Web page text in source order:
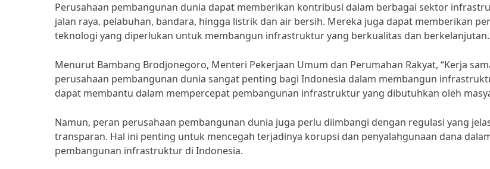
Perusahaan pembangunan dunia dapat memberikan kontribusi dalam berbagai sektor
jalan raya, pelabuhan, bandara, hingga listrik dan air bersih. Mereka juga dapat memberikan
teknologi yang diperlukan untuk membangun infrastruktur yang berkualitas dan berkelanjutan.
Menurut Bambang Brodjonegoro, Menteri Pekerjaan Umum dan Perumahan Rakyat, “Kerja
perusahaan pembangunan dunia sangat penting bagi Indonesia dalam membangun
dapat membantu dalam mempercepat pembangunan infrastruktur yang dibutuhkan oleh
Namun, peran perusahaan pembangunan dunia juga perlu diimbangi dengan regulasi yang
transparan. Hal ini penting untuk mencegah terjadinya korupsi dan penyalahgunaan dana
pembangunan infrastruktur di Indonesia.